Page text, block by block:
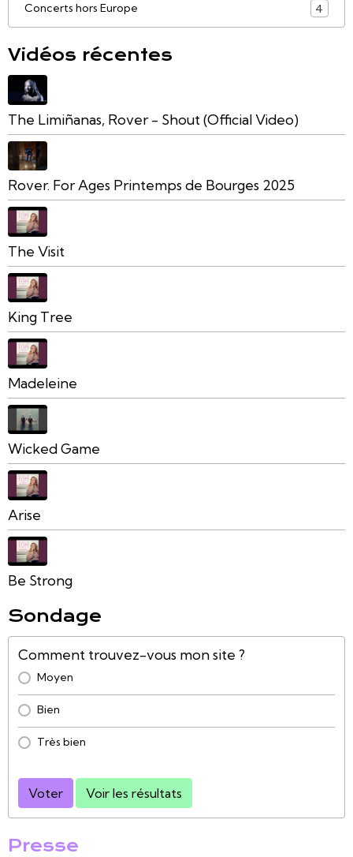
Concerts hors Europe 4
Vidéos récentes
The Limiñanas, Rover - Shout (Official Video)
Rover. For Ages Printemps de Bourges 2025
The Visit
King Tree
Madeleine
Wicked Game
Arise
Be Strong
Sondage
Comment trouvez-vous mon site ?
Moyen
Bien
Très bien
Voter Voir les résultats
Presse